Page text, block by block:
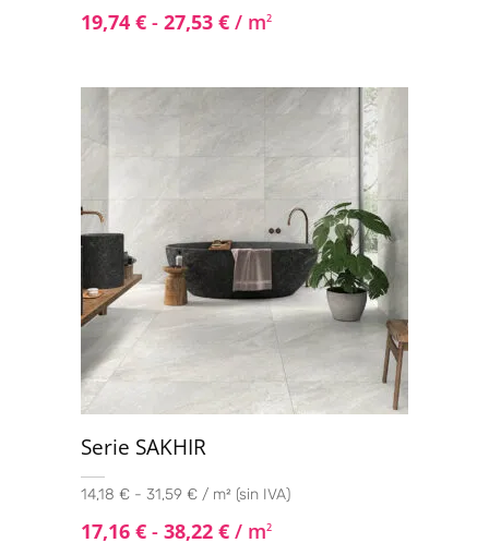
19,74 € - 27,53 € / m2
Serie SAKHIR
14,18 € - 31,59 € / m² (sin IVA)
17,16 € - 38,22 € / m2